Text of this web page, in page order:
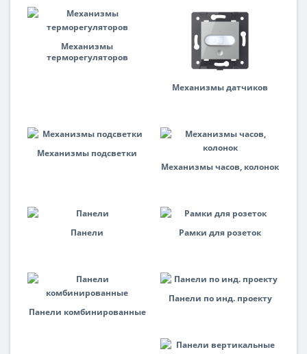
Механизмы
терморегуляторов
Механизмы датчиков
Механизмы подсветки
Механизмы часов, колонок
Панели Рамки для розеток
Панели комбинированные
Панели по инд. проекту